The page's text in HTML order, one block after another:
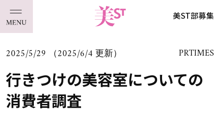
美ST部募集
2025/5/29 （2025/6/4 更新） PRTIMES
行きつけの美容室についての
消費者調査